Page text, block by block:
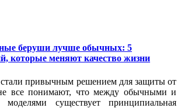
беруши лучше обычных: 5
которые меняют качество жизни
привычным решением для защиты от
все понимают, что между обычными и
моделями существует принципиальная